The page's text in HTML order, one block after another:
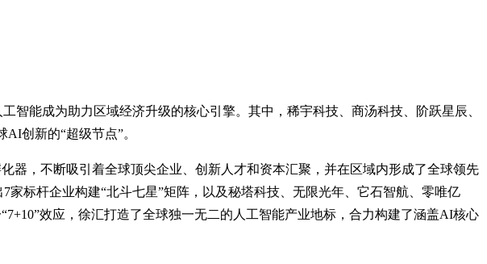
能成为助力区域经济升级的核心引擎。其中，稀宇科技、商汤科技、阶跃星辰、
创新的“超级节点”。
器，不断吸引着全球顶尖企业、创新人才和资本汇聚，并在区域内形成了全球领先
标杆企业构建“北斗七星”矩阵，以及秘塔科技、无限光年、它石智航、零唯亿
效应，徐汇打造了全球独一无二的人工智能产业地标，合力构建了涵盖AI核心